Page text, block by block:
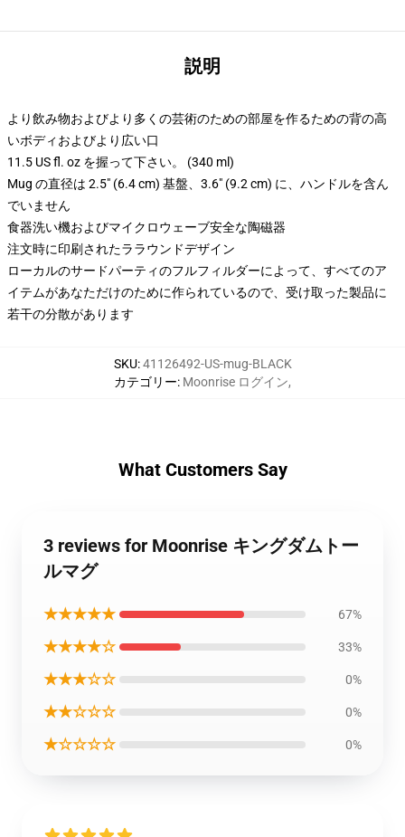
説明
より飲み物およびより多くの芸術のための部屋を作るための背の高
いボディおよびより広い口
11.5 US fl. oz を握って下さい。 (340 ml)
Mug の直径は 2.5" (6.4 cm) 基盤、3.6" (9.2 cm) に、ハンドルを含ん
でいません
食器洗い機およびマイクロウェーブ安全な陶磁器
注文時に印刷されたララウンドデザイン
ローカルのサードパーティのフルフィルダーによって、すべてのア
イテムがあなただけのために作られているので、受け取った製品に
若干の分散があります
SKU:41126492-US-mug-BLACK
カテゴリー: Moonrise ログイン,
What Customers Say
3 reviews for Moonrise キングダムトー
ルマグ
★★★★★ 67%
★★★★☆ 33%
★★★☆☆ 0%
★★☆☆☆ 0%
★☆☆☆☆ 0%